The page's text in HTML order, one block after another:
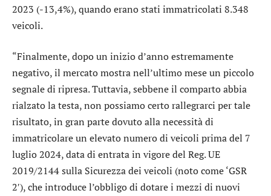
2023 (-13,4%), quando erano stati immatricolati 8.348
veicoli.
“Finalmente, dopo un inizio d’anno estremamente
negativo, il mercato mostra nell’ultimo mese un piccolo
segnale di ripresa. Tuttavia, sebbene il comparto abbia
rialzato la testa, non possiamo certo rallegrarci per tale
risultato, in gran parte dovuto alla necessità di
immatricolare un elevato numero di veicoli prima del 7
luglio 2024, data di entrata in vigore del Reg. UE
2019/2144 sulla Sicurezza dei veicoli (noto come ‘GSR
2′), che introduce l’obbligo di dotare i mezzi di nuovi